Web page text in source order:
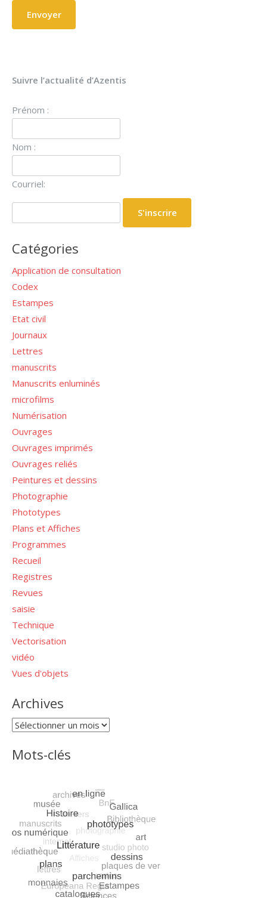
Suivre l’actualité d’Azentis
Prénom :
Nom :
Courriel:
Catégories
Application de consultation
Codex
Estampes
Etat civil
Journaux
Lettres
manuscrits
Manuscrits enluminés
microfilms
Numérisation
Ouvrages
Ouvrages imprimés
Ouvrages reliés
Peintures et dessins
Photographie
Phototypes
Plans et Affiches
Programmes
Recueil
Registres
Revues
saisie
Technique
Vectorisation
vidéo
Vues d'objets
Archives
Archives
Mots-clés